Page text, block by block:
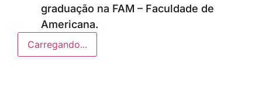
graduação na FAM – Faculdade de
Americana.
Carregando...